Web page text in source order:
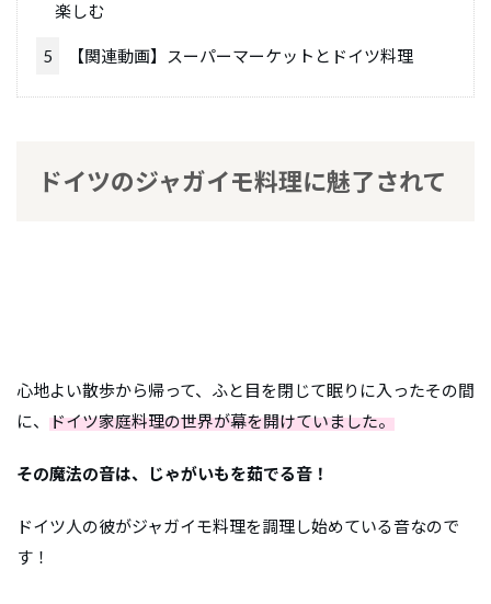
楽しむ
5 【関連動画】スーパーマーケットとドイツ料理
ドイツのジャガイモ料理に魅了されて
心地よい散歩から帰って、ふと目を閉じて眠りに入ったその間
に、 ドイツ家庭料理の世界が幕を開けていました。
その魔法の音は、じゃがいもを茹でる音！
ドイツ人の彼がジャガイモ料理を調理し始めている音なので
す！